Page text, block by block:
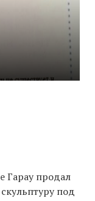
Гарау продал
под